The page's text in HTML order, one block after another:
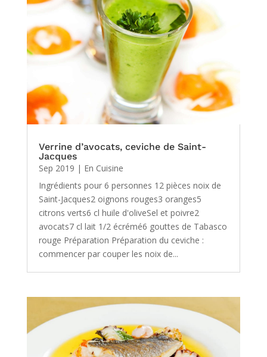
Verrine d’avocats, ceviche de Saint-
Jacques
Sep 2019 | En Cuisine
Ingrédients pour 6 personnes 12 pièces noix de
Saint-Jacques2 oignons rouges3 oranges5
citrons verts6 cl huile d'oliveSel et poivre2
avocats7 cl lait 1/2 écrémé6 gouttes de Tabasco
rouge Préparation Préparation du ceviche :
commencer par couper les noix de...